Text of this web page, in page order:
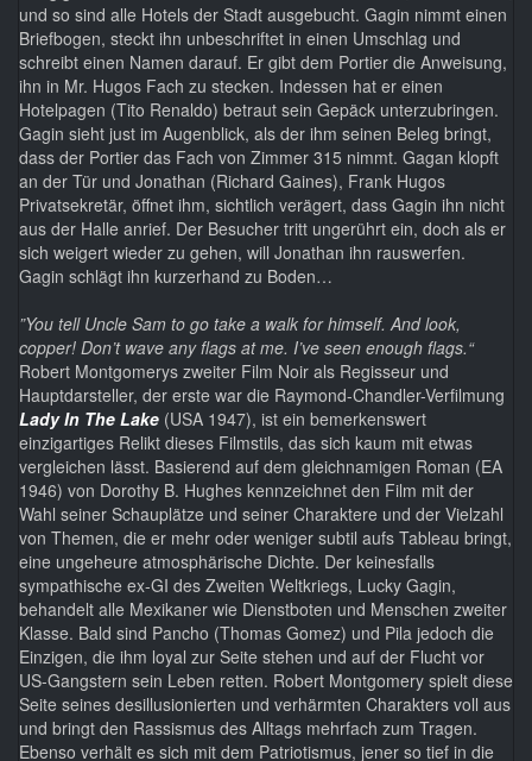
und so sind alle Hotels der Stadt ausgebucht. Gagin nimmt einen
Briefbogen, steckt ihn unbeschriftet in einen Umschlag und
schreibt einen Namen darauf. Er gibt dem Portier die Anweisung,
ihn in Mr. Hugos Fach zu stecken. Indessen hat er einen
Hotelpagen (Tito Renaldo) betraut sein Gepäck unterzubringen.
Gagin sieht just im Augenblick, als der ihm seinen Beleg bringt,
dass der Portier das Fach von Zimmer 315 nimmt. Gagan klopft
an der Tür und Jonathan (Richard Gaines), Frank Hugos
Privatsekretär, öffnet ihm, sichtlich verägert, dass Gagin ihn nicht
aus der Halle anrief. Der Besucher tritt ungerührt ein, doch als er
sich weigert wieder zu gehen, will Jonathan ihn rauswerfen.
Gagin schlägt ihn kurzerhand zu Boden…
”You tell Uncle Sam to go take a walk for himself. And look,
copper! Don’t wave any flags at me. I’ve seen enough flags.“
Robert Montgomerys zweiter Film Noir als Regisseur und
Hauptdarsteller, der erste war die Raymond-Chandler-Verfilmung
Lady In The Lake (USA 1947), ist ein bemerkenswert
einzigartiges Relikt dieses Filmstils, das sich kaum mit etwas
vergleichen lässt. Basierend auf dem gleichnamigen Roman (EA
1946) von Dorothy B. Hughes kennzeichnet den Film mit der
Wahl seiner Schauplätze und seiner Charaktere und der Vielzahl
von Themen, die er mehr oder weniger subtil aufs Tableau bringt,
eine ungeheure atmosphärische Dichte. Der keinesfalls
sympathische ex-GI des Zweiten Weltkriegs, Lucky Gagin,
behandelt alle Mexikaner wie Dienstboten und Menschen zweiter
Klasse. Bald sind Pancho (Thomas Gomez) und Pila jedoch die
Einzigen, die ihm loyal zur Seite stehen und auf der Flucht vor
US-Gangstern sein Leben retten. Robert Montgomery spielt diese
Seite seines desillusionierten und verhärmten Charakters voll aus
und bringt den Rassismus des Alltags mehrfach zum Tragen.
Ebenso verhält es sich mit dem Patriotismus, jener so tief in die